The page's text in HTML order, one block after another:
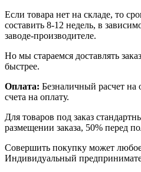
Если товара нет на складе, то
составить 8-12 недель, в
заводе-производителе.
Но мы стараемся доставлять
быстрее.
Оплата: Безналичный расчет на
счета на оплату.
Для товаров под заказ
размещении заказа, 50% перед
Совершить покупку может
Индивидуальный